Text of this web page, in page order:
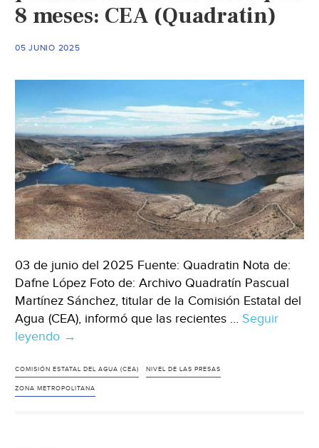
8 meses: CEA (Quadratin)
05 JUNIO 2025
03 de junio del 2025 Fuente: Quadratin Nota de:
Dafne López Foto de: Archivo Quadratín Pascual
Martínez Sánchez, titular de la Comisión Estatal del
Agua (CEA), informó que las recientes … Seguir
leyendo San
Potosí
–
→
COMISIÓN ESTATAL DEL AGUA (CEA) NIVEL DE LAS PRESAS
ZONA METROPOLITANA